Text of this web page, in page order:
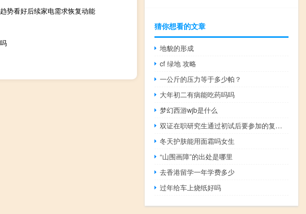
势看好后续家电需求恢复动能
猜你想看的文章
地貌的形成
cf 绿地 攻略
一公斤的压力等于多少帕？
大年初二有病能吃药吗吗
梦幻西游wjb是什么
双证在职研究生通过初试后要参加的复试科目都有哪些
冬天护肤能用面霜吗女生
“山围画障”的出处是哪里
去香港留学一年学费多少
过年给车上烧纸好吗